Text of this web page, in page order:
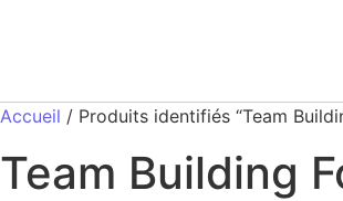
Accueil / Produits identifiés “Team
Team Building